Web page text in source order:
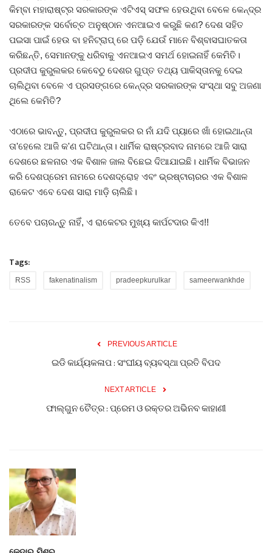
କିମ୍ବା ମହାରାଷ୍ଟ୍ର ସରକାରଙ୍କ ଏଟିଏସ୍ ସଫଳ ହେଉଥିବା ବେଳେ କେନ୍ଦ୍ର
ସରକାରଙ୍କ ସର୍ବୋଚ୍ଚ ଅନୁଷ୍ଠାନ ଏନଆଇଏ କରୁଛି କଣ? ଦେଶ ସହିତ
ପଇସା ପାଇଁ ହେଉ ବା ହନିଟ୍ରାପ୍ ରେ ପଡ଼ି ଯେଉଁ ମାନେ ବିଶ୍ବାସଘାତକତା
କରିଛନ୍ତି, ସେମାନଙ୍କୁ ଧରିବାକୁ ଏନଆଇଏ ସମର୍ଥ ହୋଇନାହିଁ କେମିତି।
ପ୍ରଦୀପ କୁରୁଲକର କେବେଠୁ ଦେଶର ଗୁପ୍ତ ତଥ୍ୟ ପାକିସ୍ତାନକୁ ଦେଇ
ଚାଲିଥିବା ବେଳେ ଏ ପ୍ରସଙ୍ଗରେ କେନ୍ଦ୍ର ସରକାରଙ୍କ ସଂସ୍ଥା ସବୁ ଅଜଣା
ଥିଲେ କେମିତି?
ଏଠାରେ ଭାବନ୍ତୁ, ପ୍ରଦୀପ କୁରୁଲକର ର ନାଁ ଯଦି ପ୍ୟାରେ ଖାଁ ହୋଇଥାନ୍ତା
ତା'ହେଲେ ଆଜି କ'ଣ ଘଟିଥାନ୍ତା। ଧାର୍ମିକ ରାଷ୍ଟ୍ରବାଦ ନାମରେ ଆଜି ସାରା
ଦେଶରେ ଛଳନାର ଏକ ବିଶାଳ ଜାଲ ବିଛେଇ ଦିଆଯାଇଛି। ଧାର୍ମିକ ବିଭାଜନ
କରି ଦେଶପ୍ରେମ ନାମରେ ଦେଶଦ୍ରୋହ ଏବଂ ଭ୍ରଷ୍ଟାଚାରର ଏକ ବିଶାଳ
ରାକେଟ ଏବେ ଦେଶ ସାରା ମାଡ଼ି ଚାଲିଛି।
ତେବେ ପଚାରନ୍ତୁ ନାହିଁ, ଏ ରାକେଟର ମୁଖ୍ୟ କାର୍ପଟଦାର କିଏ!!
Tags:
RSS fakenatinalism pradeepkurulkar sameerwankhde
PREVIOUS ARTICLE
ଇଡି କାର୍ଯ୍ୟକଳାପ : ସଂଘୀୟ ବ୍ୟବସ୍ଥା ପ୍ରତି ବିପଦ
NEXT ARTICLE
ଫାଲ୍ଗୁନ ଚୈତ୍ର : ପ୍ରେମ ଓ ରକ୍ତର ଅଭିନବ କାହାଣୀ